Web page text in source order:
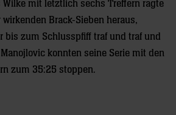
mit letztlich sechs Treffern ragte
Brack-Sieben heraus,
bis zum Schlusspfiff traf und traf und
konnten seine Serie mit den
zum 35:25 stoppen.